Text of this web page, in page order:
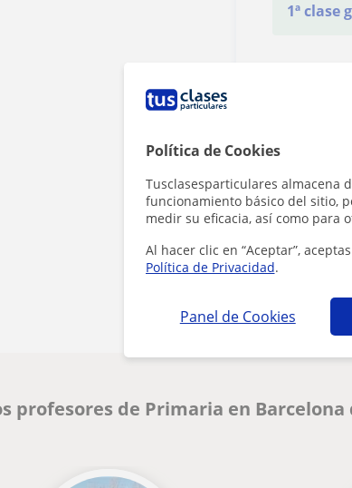
Política de Cookies
Tusclasesparticulares almacena
funcionamiento básico del sitio,
medir su eficacia, así como para
Al hacer clic en “Aceptar”,
Política de Privacidad.
Panel de Cookies
1ª clase
¿Hay algún
profesores de Primaria en